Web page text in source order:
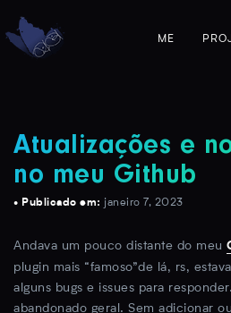
ME
Atualizações e
no meu Github
• Publicado em: janeiro 7, 2023
Andava um pouco distante do meu
plugin mais “famoso”de lá, rs,
alguns bugs e issues para
abandonado geral. Sem adicionar